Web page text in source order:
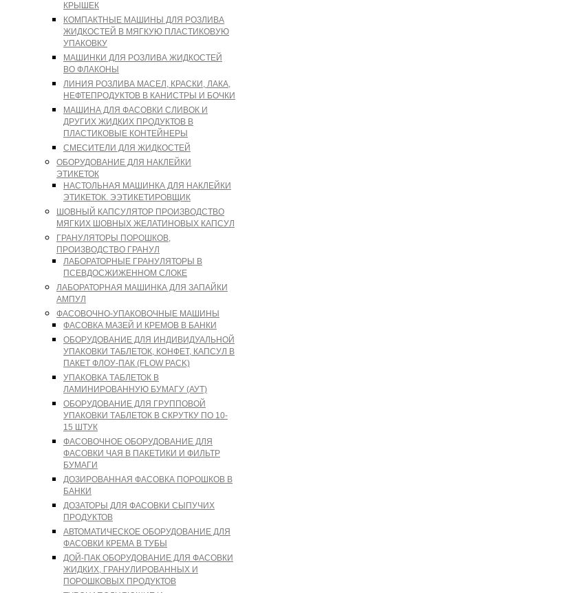
КРЫШЕК
КОМПАКТНЫЕ МАШИНЫ ДЛЯ РОЗЛИВА
ЖИДКОСТЕЙ В МЯГКУЮ ПЛАСТИКОВУЮ
УПАКОВКУ
МАШИНКИ ДЛЯ РОЗЛИВА ЖИДКОСТЕЙ
ВО ФЛАКОНЫ
ЛИНИЯ РОЗЛИВА МАСЕЛ, КРАСКИ, ЛАКА,
НЕФТЕПРОДУКТОВ В КАНИСТРЫ И БОЧКИ
МАШИНА ДЛЯ ФАСОВКИ СЛИВОК И
ДРУГИХ ЖИДКИХ ПРОДУКТОВ В
ПЛАСТИКОВЫЕ КОНТЕЙНЕРЫ
СМЕСИТЕЛИ ДЛЯ ЖИДКОСТЕЙ
ОБОРУДОВАНИЕ ДЛЯ НАКЛЕЙКИ
ЭТИКЕТОК
НАСТОЛЬНАЯ МАШИНКА ДЛЯ НАКЛЕЙКИ
ЭТИКЕТОК. ЭЭТИКЕТИРОВЩИК
ШОВНЫЙ КАПСУЛЯТОР ПРОИЗВОДСТВО
МЯГКИХ ШОВНЫХ ЖЕЛАТИНОВЫХ КАПСУЛ
ГРАНУЛЯТОРЫ ПОРОШКОВ,
ПРОИЗВОДСТВО ГРАНУЛ
ЛАБОРАТОРНЫЕ ГРАНУЛЯТОРЫ В
ПСЕВДОСЖИЖЕННОМ СЛОКЕ
ЛАБОРАТОРНАЯ МАШИНКА ДЛЯ ЗАПАЙКИ
АМПУЛ
ФАСОВОЧНО-УПАКОВОЧНЫЕ МАШИНЫ
ФАСОВКА МАЗЕЙ И КРЕМОВ В БАНКИ
ОБОРУДОВАНИЕ ДЛЯ ИНДИВИДУАЛЬНОЙ
УПАКОВКИ ТАБЛЕТОК, КОНФЕТ, КАПСУЛ В
ПАКЕТ ФЛОУ-ПАК (FLOW PACK)
УПАКОВКА ТАБЛЕТОК В
ЛАМИНИРОВАННУЮ БУМАГУ (АУТ)
ОБОРУДОВАНИЕ ДЛЯ ГРУППОВОЙ
УПАКОВКИ ТАБЛЕТОК В СКРУТКУ ПО 10-
15 ШТУК
ФАСОВОЧНОЕ ОБОРУДОВАНИЕ ДЛЯ
ФАСОВКИ ЧАЯ В ПАКЕТИКИ И ФИЛЬТР
БУМАГИ
ДОЗИРОВАННАЯ ФАСОВКА ПОРОШКОВ В
БАНКИ
ДОЗАТОРЫ ДЛЯ ФАСОВКИ СЫПУЧИХ
ПРОДУКТОВ
АВТОМАТИЧЕСКОЕ ОБОРУДОВАНИЕ ДЛЯ
ФАСОВКИ КРЕМА В ТУБЫ
ДОЙ-ПАК ОБОРУДОВАНИЕ ДЛЯ ФАСОВКИ
ЖИДКИХ, ГРАНУЛИРОВАННЫХ И
ПОРОШКОВЫХ ПРОДУКТОВ